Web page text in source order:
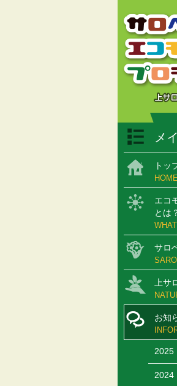
メ
トッ
エコ
とは
サロ
上サ
お知
2025
2024